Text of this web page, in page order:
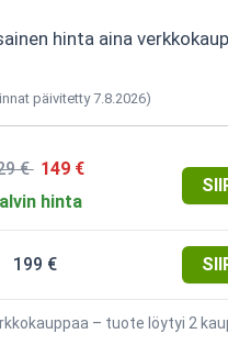
hinta aina
päivitetty 7.8.2026)
€ 149 €
hinta
199 €
– tuote löytyi 2